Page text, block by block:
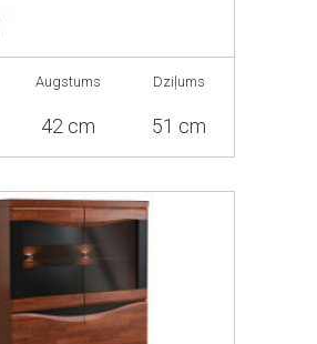
Augstums
42 cm
Dziļums
51 cm